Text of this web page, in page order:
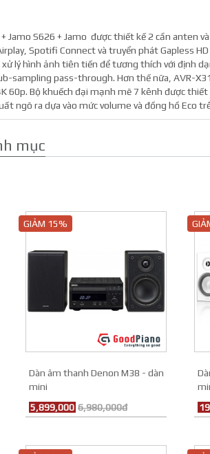
Jamo S626 + Jamo được thiết kế 2 cần
Spotifi Connect và truyển phát Gapless
lý hình ảnh tiên tiến để tương thích với định
sampling pass-through. Hơn thế nữa, AVR-
60p. Bộ khuếch đại mạnh mẽ 7 kênh được
ngõ ra dựa vào mức volume và đồng hồ Eco
mục
GIẢM 15%
Dàn âm thanh Denon M38 - dàn
mini
5,899,000 6,980,000đ